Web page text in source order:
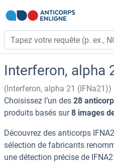
Interferon, alpha
(Interferon, alpha 21 (IFNa21))
Choisissez l’un des 28
produits basés sur8 images
Découvrez des anticorps
sélection de fabricants
une détection précise de